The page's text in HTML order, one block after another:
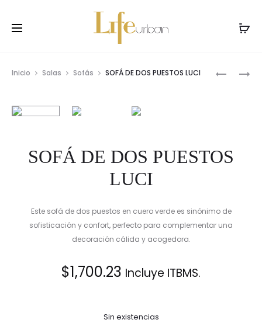
Inicio Salas Sofás SOFÁ DE DOS PUESTOS LUCI
SOFÁ DE DOS PUESTOS
LUCI
Este sofá de dos puestos en cuero verde es sinónimo de
sofisticación y confort, perfecto para complementar una
decoración cálida y acogedora.
$1,700.23 Incluye ITBMS.
Sin existencias